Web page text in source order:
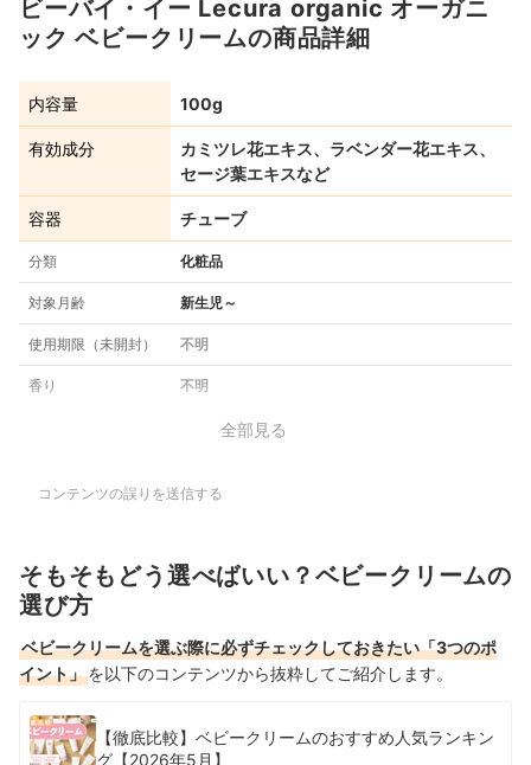
ビーバイ・イー Lecura organic オーガニ
ック ベビークリームの商品詳細
内容量 100g
有効成分
カミツレ花エキス、ラベンダー花エキス、
セージ葉エキスなど
容器 チューブ
分類 化粧品
対象月齢 新生児～
使用期限（未開封） 不明
香り 不明
全部見る
コンテンツの誤りを送信する
そもそもどう選べばいい？ベビークリームの
選び方
ベビークリームを選ぶ際に必ずチェックしておきたい「3つのポ
イント」を以下のコンテンツから抜粋してご紹介します。
【徹底比較】ベビークリームのおすすめ人気ランキン
グ【2026年5月】